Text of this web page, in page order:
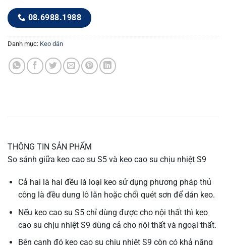
08.6988.1988
Danh mục: Keo dán
THÔNG TIN SẢN PHẨM
So sánh giữa keo cao su S5 và keo cao su chịu nhiệt S9
Cả hai là hai đều là loại keo sử dụng phương pháp thủ
công là đều dung lô lăn hoặc chổi quét sơn để dán keo.
Nếu keo cao su S5 chỉ dùng được cho nội thất thì keo
cao su chịu nhiệt S9 dùng cả cho nội thất và ngoại thất.
Bên cạnh đó keo cao su chịu nhiệt S9 còn có khả năng